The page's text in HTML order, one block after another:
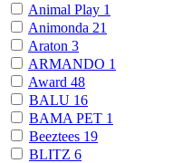
Animal Play 1
Animonda 21
Araton 3
ARMANDO 1
Award 48
BALU 16
BAMA PET 1
Beeztees 19
BLITZ 6